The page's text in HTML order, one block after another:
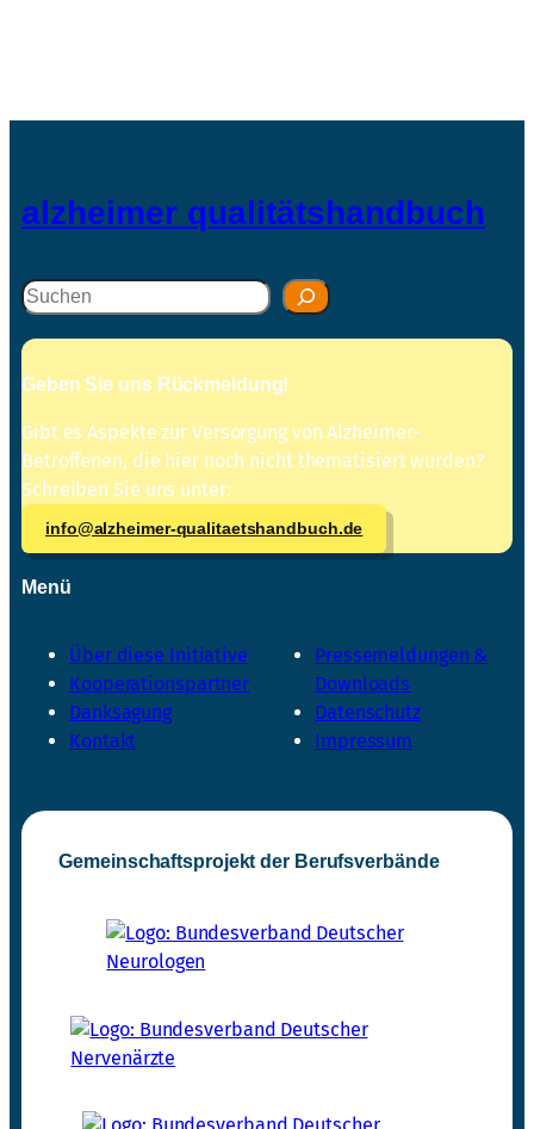
alzheimer qualitätshandbuch
Suchen
Geben Sie uns Rückmeldung!
Gibt es Aspekte zur Versorgung von Alzheimer-
Betroffenen, die hier noch nicht thematisiert wurden?
Schreiben Sie uns unter:
info@alzheimer-qualitaetshandbuch.de
Menü
Über diese Initiative
Kooperationspartner
Danksagung
Kontakt
Pressemeldungen &
Downloads
Datenschutz
Impressum
Gemeinschaftsprojekt der Berufsverbände